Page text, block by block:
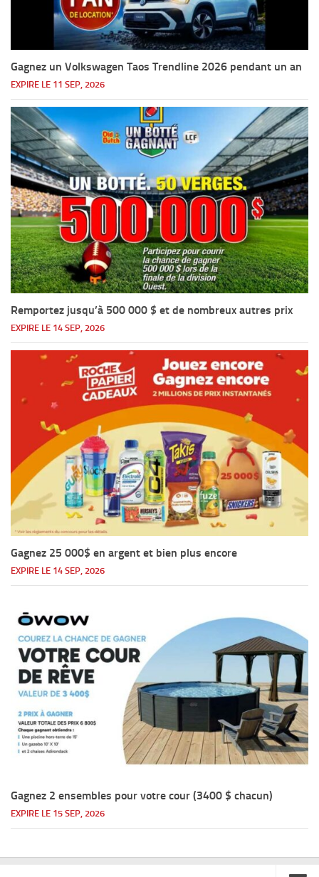
Gagnez un Volkswagen Taos Trendline 2026 pendant un an
EXPIRE LE 11 SEP, 2026
Remportez jusqu’à 500 000 $ et de nombreux autres prix
EXPIRE LE 14 SEP, 2026
Gagnez 25 000$ en argent et bien plus encore
EXPIRE LE 14 SEP, 2026
Gagnez 2 ensembles pour votre cour (3400 $ chacun)
EXPIRE LE 15 SEP, 2026